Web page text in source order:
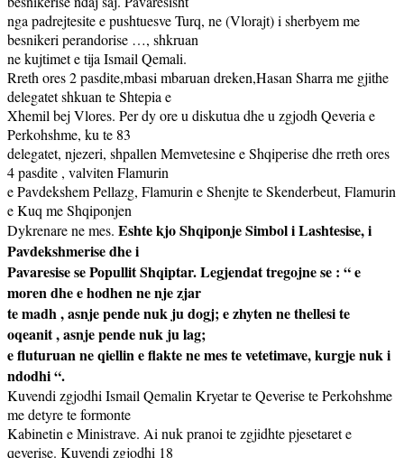
nga padrejtesite e pushtuesve Turq, ne (Vlorajt) i sherbyem me
besnikeri perandorise …, shkruan
ne kujtimet e tija Ismail Qemali.
Rreth ores 2 pasdite,mbasi mbaruan dreken,Hasan Sharra me gjithe
delegatet shkuan te Shtepia e
Xhemil bej Vlores. Per dy ore u diskutua dhe u zgjodh Qeveria e
Perkohshme, ku te 83
delegatet, njezeri, shpallen Memvetesine e Shqiperise dhe rreth ores
4 pasdite , valviten Flamurin
e Pavdekshem Pellazg, Flamurin e Shenjte te Skenderbeut, Flamurin
e Kuq me Shqiponjen
Dykrenare ne mes. Eshte kjo Shqiponje Simbol i Lashtesise, i
Pavdekshmerise dhe i
Pavaresise se Popullit Shqiptar. Legjendat tregojne se : “ e
moren dhe e hodhen ne nje zjar
te madh , asnje pende nuk ju dogj; e zhyten ne thellesi te
oqeanit , asnje pende nuk ju lag;
e fluturuan ne qiellin e flakte ne mes te vetetimave, kurgje nuk i
ndodhi “.
Kuvendi zgjodhi Ismail Qemalin Kryetar te Qeverise te Perkohshme
me detyre te formonte
Kabinetin e Ministrave. Ai nuk pranoi te zgjidhte pjesetaret e
qeverise. Kuvendi zgjodhi 18